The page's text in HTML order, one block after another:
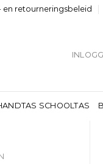
en retourneringsbeleid
SCHOOLTAS